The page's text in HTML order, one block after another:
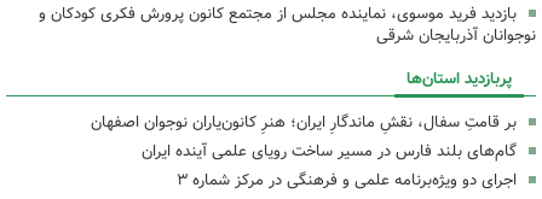
بازدید فرید موسوی، نماینده مجلس از مجتمع کانون پرورش فکری کودکان و
نوجوانان آذربایجان شرقی
پربازدید استان‌ها
بر قامتِ سفال، نقشِ ماندگارِ ایران؛ هنرِ کانون‌یاران نوجوان اصفهان
گام‌های بلند فارس در مسیر ساخت رویای علمی آینده ایران
اجرای دو ویژه‌برنامه علمی و فرهنگی در مرکز شماره ۳